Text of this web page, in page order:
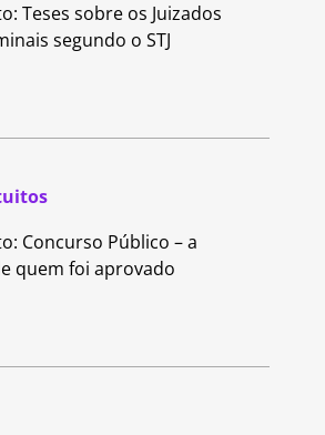
Teses sobre os Juizados
segundo o STJ
Concurso Público – a
quem foi aprovado